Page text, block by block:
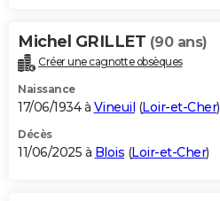
Michel GRILLET (90 ans)
Créer une cagnotte obsèques
Naissance
17/06/1934 à Vineuil (Loir-et-Cher)
Décès
11/06/2025 à Blois (Loir-et-Cher)